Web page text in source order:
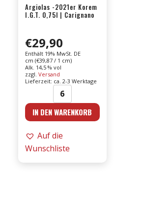
Argiolas -2021er Korem
I.G.T. 0,75l | Carignano
€29,90
Enthält 19% MwSt. DE
cm (€39,87/ 1 cm)
Alk. 14,5 % vol
zzgl. Versand
Lieferzeit: ca. 2-3 Werktage
Argiolas
-2021er
I.G.T.
0,75l
|
IN DEN WARENKORB
Auf die
Wunschliste